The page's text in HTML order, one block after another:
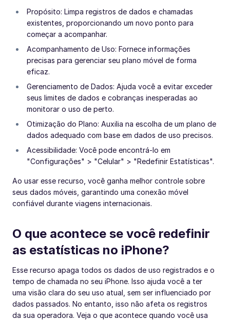
Propósito: Limpa registros de dados e chamadas
existentes, proporcionando um novo ponto para
começar a acompanhar.
Acompanhamento de Uso: Fornece informações
precisas para gerenciar seu plano móvel de forma
eficaz.
Gerenciamento de Dados: Ajuda você a evitar exceder
seus limites de dados e cobranças inesperadas ao
monitorar o uso de perto.
Otimização do Plano: Auxilia na escolha de um plano de
dados adequado com base em dados de uso precisos.
Acessibilidade: Você pode encontrá-lo em
"Configurações" > "Celular" > "Redefinir Estatísticas".
Ao usar esse recurso, você ganha melhor controle sobre
seus dados móveis, garantindo uma conexão móvel
confiável durante viagens internacionais.
O que acontece se você redefinir
as estatísticas no iPhone?
Esse recurso apaga todos os dados de uso registrados e o
tempo de chamada no seu iPhone. Isso ajuda você a ter
uma visão clara do seu uso atual, sem ser influenciado por
dados passados. No entanto, isso não afeta os registros
da sua operadora. Veja o que acontece quando você usa